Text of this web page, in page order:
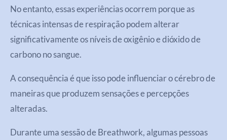
No entanto, essas experiências ocorrem porque as
técnicas intensas de respiração podem alterar
significativamente os níveis de oxigênio e dióxido de
carbono no sangue.
A consequência é que isso pode influenciar o cérebro de
maneiras que produzem sensações e percepções
alteradas.
Durante uma sessão de Breathwork, algumas pessoas